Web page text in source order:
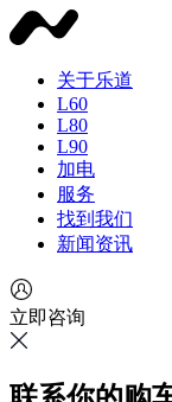
关于乐道
L60
L80
L90
加电
服务
找到我们
新闻资讯
立即咨询